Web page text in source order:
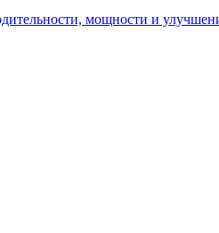
мощности и